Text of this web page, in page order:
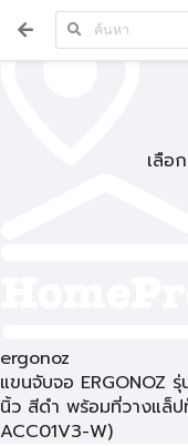
เลือ
ergonoz
แขนจับจอ ERGONOZ
นิ้ว สีดำ พร้อมที่วางแล็
ACC01V3-W)